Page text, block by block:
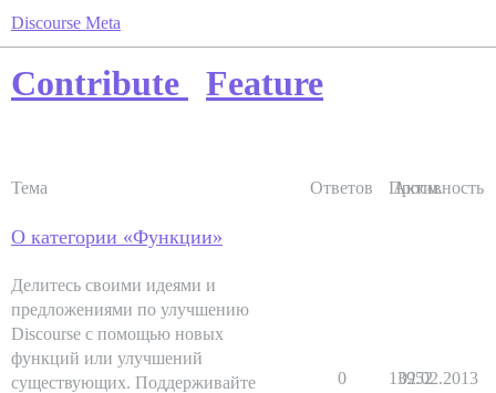
Discourse Meta
Contribute Feature
Тема Ответов Просм.
Активность
О категории «Функции»
Делитесь своими идеями и
предложениями по улучшению
Discourse с помощью новых
функций или улучшений
существующих. Поддерживайте
0 13952
02.02.2013